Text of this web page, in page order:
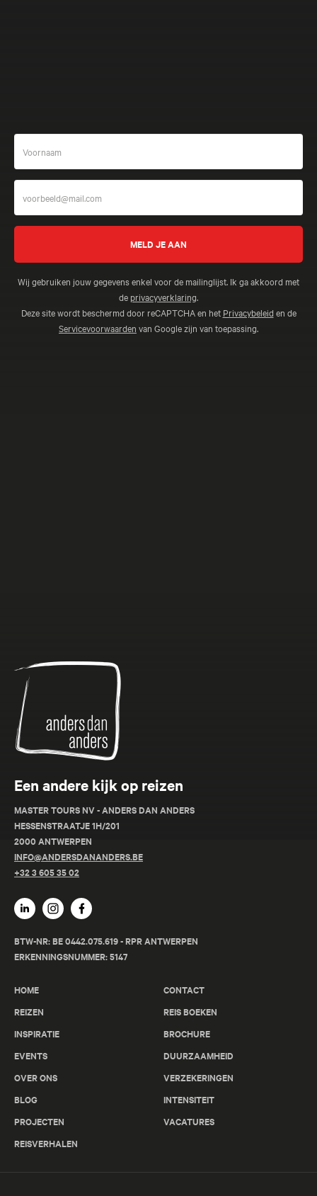
VernieuwdBrazilië Rondreis - 15 dagen
natuurparken en bruisende cultuur.
Canada Rondreis - 18 dagen
Passage to Alaska
Beleef de pracht van Canada en Alaska met iconische
steden, serene meren en majestueuze natuur.
Vernieuwd Chili Rondreis - 16 dagen
Extremo Sur
Van de fascinerende maanlandschappen in het noorden,
het ongerepte en ruige Patagonië in het zuiden tot het
Wij gebruiken jouw gegevens enkel voor de mailinglijst. Ik ga akkoord met
de privacyverklaring.
Deze site wordt beschermd door reCAPTCHA en het Privacybeleid en de
Servicevoorwaarden van Google zijn van toepassing.
Anders
dan
Anders
Een andere kijk op reizen
MASTER TOURS NV - ANDERS DAN ANDERS
HESSENSTRAATJE 1H/201
2000 ANTWERPEN
INFO@ANDERSDANANDERS.BE
+32 3 605 35 02
BTW-NR: BE 0442.075.619 - RPR ANTWERPEN
ERKENNINGSNUMMER: 5147
HOME
REIZEN
INSPIRATIE
EVENTS
OVER ONS
BLOG
PROJECTEN
REISVERHALEN
CONTACT
REIS BOEKEN
BROCHURE
DUURZAAMHEID
VERZEKERINGEN
INTENSITEIT
VACATURES